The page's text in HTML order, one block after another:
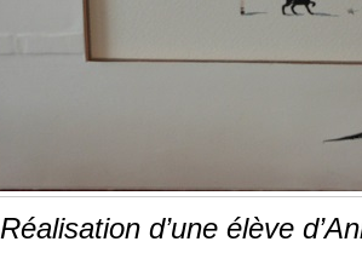
Réalisation d’une élève